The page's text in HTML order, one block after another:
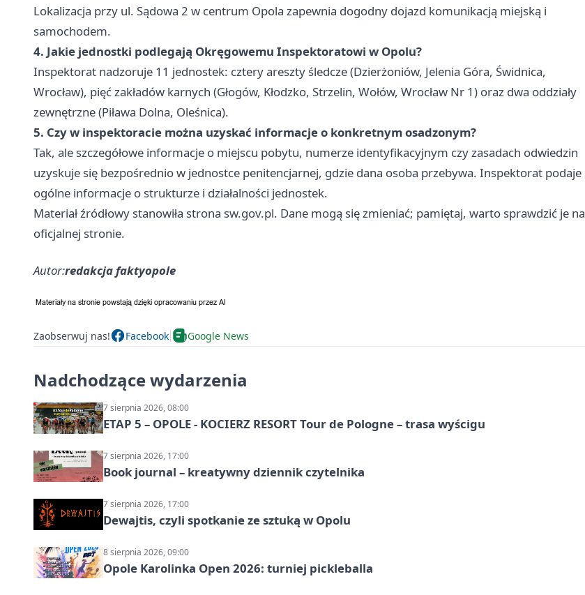
Lokalizacja przy ul. Sądowa 2 w centrum Opola zapewnia dogodny dojazd komunikacją miejską i
samochodem.
4. Jakie jednostki podlegają Okręgowemu Inspektoratowi w Opolu?
Inspektorat nadzoruje 11 jednostek: cztery areszty śledcze (Dzierżoniów, Jelenia Góra, Świdnica,
Wrocław), pięć zakładów karnych (Głogów, Kłodzko, Strzelin, Wołów, Wrocław Nr 1) oraz dwa oddziały
zewnętrzne (Piława Dolna, Oleśnica).
5. Czy w inspektoracie można uzyskać informacje o konkretnym osadzonym?
Tak, ale szczegółowe informacje o miejscu pobytu, numerze identyfikacyjnym czy zasadach odwiedzin
uzyskuje się bezpośrednio w jednostce penitencjarnej, gdzie dana osoba przebywa. Inspektorat podaje
ogólne informacje o strukturze i działalności jednostek.
Materiał źródłowy stanowiła strona sw.gov.pl. Dane mogą się zmieniać; pamiętaj, warto sprawdzić je na
oficjalnej stronie.
Autor:redakcja faktyopole
Zaobserwuj nas! Facebook Google News
Nadchodzące wydarzenia
7 sierpnia 2026, 08:00
ETAP 5 – OPOLE - KOCIERZ RESORT Tour de Pologne – trasa wyścigu
7 sierpnia 2026, 17:00
Book journal – kreatywny dziennik czytelnika
7 sierpnia 2026, 17:00
Dewajtis, czyli spotkanie ze sztuką w Opolu
8 sierpnia 2026, 09:00
Opole Karolinka Open 2026: turniej pickleballa